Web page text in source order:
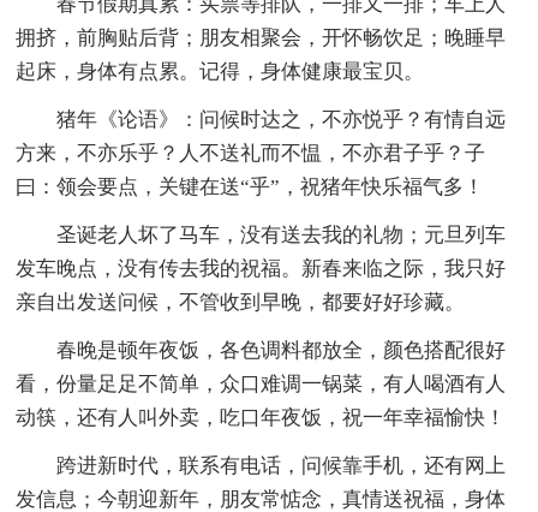
拥挤，前胸贴后背；朋友相聚会，开怀畅饮足；晚睡早
起床，身体有点累。记得，身体健康最宝贝。
猪年《论语》：问候时达之，不亦悦乎？有情自远
方来，不亦乐乎？人不送礼而不愠，不亦君子乎？子
曰：领会要点，关键在送“乎”，祝猪年快乐福气多！
圣诞老人坏了马车，没有送去我的礼物；元旦列车
发车晚点，没有传去我的祝福。新春来临之际，我只好
亲自出发送问候，不管收到早晚，都要好好珍藏。
春晚是顿年夜饭，各色调料都放全，颜色搭配很好
看，份量足足不简单，众口难调一锅菜，有人喝酒有人
动筷，还有人叫外卖，吃口年夜饭，祝一年幸福愉快！
跨进新时代，联系有电话，问候靠手机，还有网上
发信息；今朝迎新年，朋友常惦念，真情送祝福，身体